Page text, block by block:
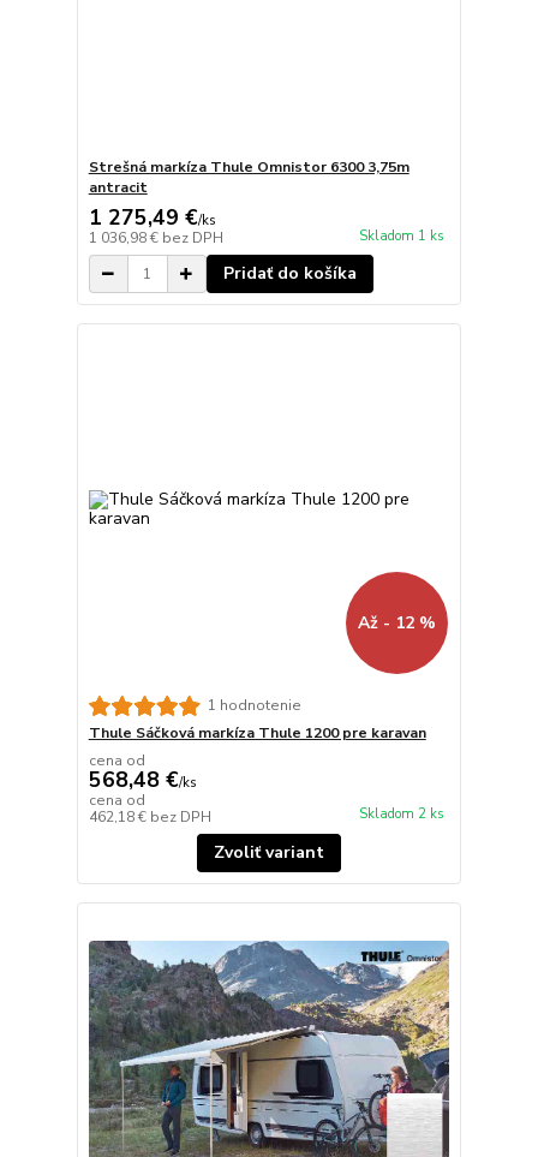
Strešná markíza Thule Omnistor 6300 3,75m
antracit
1 275,49 €/ks
1 036,98 € bez DPH Skladom 1 ks
Pridať do košíka
Až - 12 %
1 hodnotenie
Thule Sáčková markíza Thule 1200 pre karavan
cena od
568,48 €/ks
cena od
462,18 € bez DPH Skladom 2 ks
Zvoliť variant